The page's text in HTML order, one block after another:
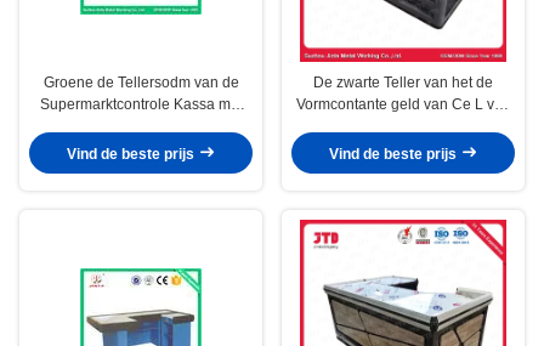
Groene de Tellersodm van de
Supermarktcontrole Kassa met
Vind de beste prijs
De zwarte Teller van het de
Vormcontante geld van Ce L van
Winkel
Vind de beste prijs